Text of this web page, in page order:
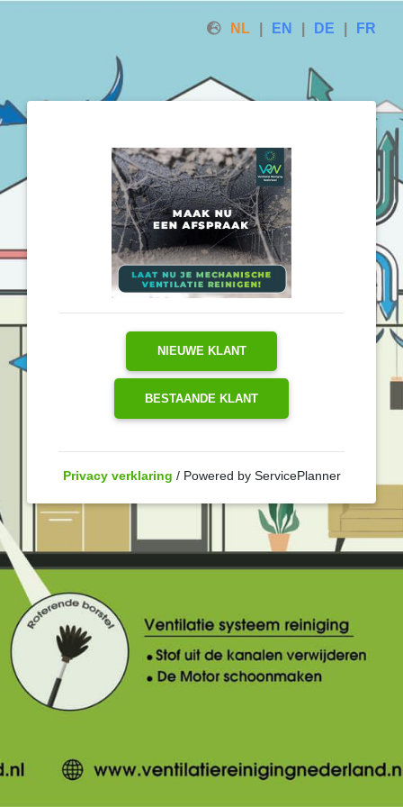
NL EN DE FR
NIEUWE KLANT
BESTAANDE KLANT
Privacy verklaring / Powered by ServicePlanner